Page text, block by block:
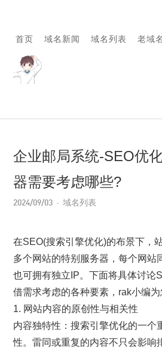
首页 域名新闻 域名列表 老域
企业邮局系统-SEO优
器需要考虑哪些?
2024/09/03 域名列表
在SEO(搜索引擎优化)的布景下，
多个网站的特别服务器，每个网站
也可拥有独立IP。下面将具体讨论
借需求考虑的各种要素，rak小编为
1. 网站内容的原创性与相关性
内容独特性：搜索引擎优化的一个
性。雷同或重复的内容不只会影响